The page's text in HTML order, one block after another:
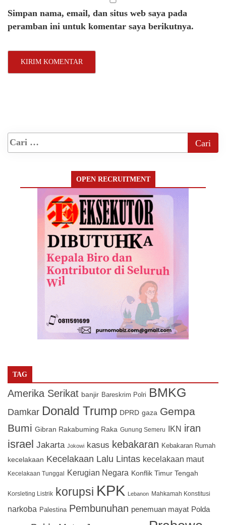
Simpan nama, email, dan situs web saya pada
peramban ini untuk komentar saya berikutnya.
OPEN RECRUITMENT
TAG
Amerika Serikat banjir Bareskrim Polri BMKG
Damkar Donald Trump DPRD gaza Gempa
Bumi Gibran Rakabuming Raka Gunung Semeru IKN iran
israel Jakarta Jokowi kasus kebakaran Kebakaran Rumah
kecelakaan Kecelakaan Lalu Lintas kecelakaan maut
Kecelakaan Tunggal Kerugian Negara Konflik Timur Tengah
Korsleting Listrik korupsi KPK Lebanon Mahkamah Konstitusi
narkoba Palestina Pembunuhan penemuan mayat Polda